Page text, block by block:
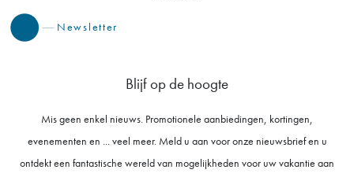
Newsletter
Blijf op de hoogte
Mis geen enkel nieuws. Promotionele aanbiedingen, kortingen,
evenementen en ... veel meer. Meld u aan voor onze nieuwsbrief en u
ontdekt een fantastische wereld van mogelijkheden voor uw vakantie aan